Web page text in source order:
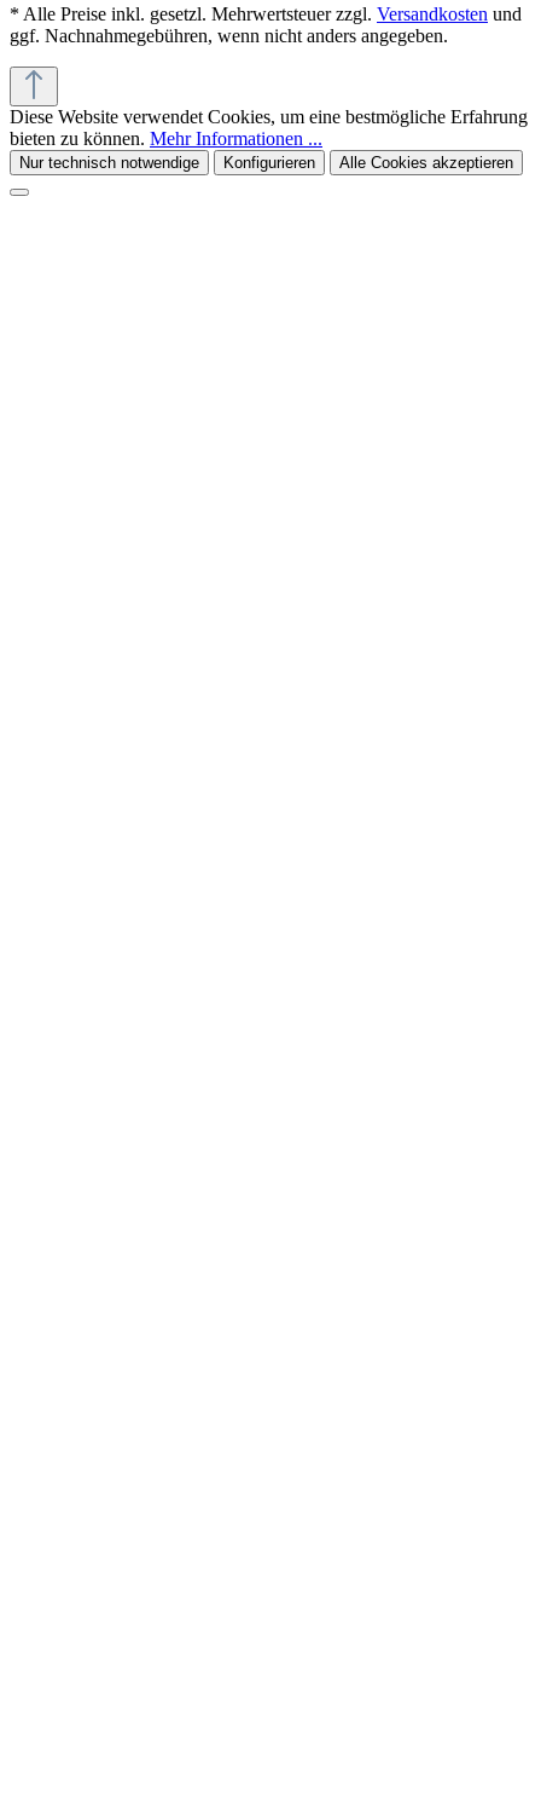
* Alle Preise inkl. gesetzl. Mehrwertsteuer zzgl. Versandkosten und
ggf. Nachnahmegebühren, wenn nicht anders angegeben.
Diese Website verwendet Cookies, um eine bestmögliche Erfahrung
bieten zu können. Mehr Informationen ...
Nur technisch notwendige Konfigurieren Alle Cookies akzeptieren